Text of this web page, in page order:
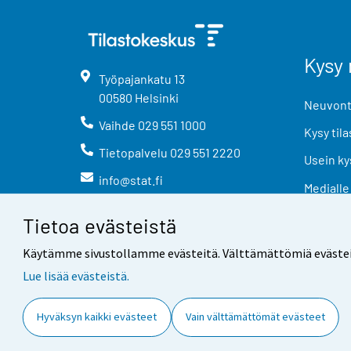
Tietoa evästeistä
Käytämme sivustollamme evästeitä. Välttämättömiä
Lue lisää evästeistä.
Hyväksyn kaikki evästeet Vain välttämättömät evästeet
Työpajankatu 13
00580 Helsinki
Vaihde 029 551 1000
Tietopalvelu 029 551 2220
info@stat.fi
Kysy
Usein
Medialle
Yhteystiedot Palaute